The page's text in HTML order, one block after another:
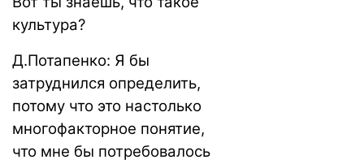
культура?
Д.Потапенко: Я бы
затруднился определить,
потому что это настолько
многофакторное понятие,
что мне бы потребовалось